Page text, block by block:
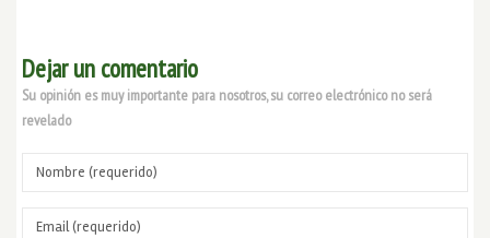
Dejar un comentario
Su opinión es muy importante para nosotros, su correo electrónico no será
revelado